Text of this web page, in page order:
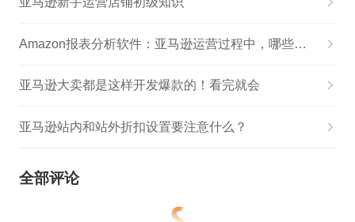
Amazon报表分析软件：亚马逊运营过程中，哪些统计报表非常重要?
亚马逊大卖都是这样开发爆款的！看完就会
亚马逊站内和站外折扣设置要注意什么？
全部评论